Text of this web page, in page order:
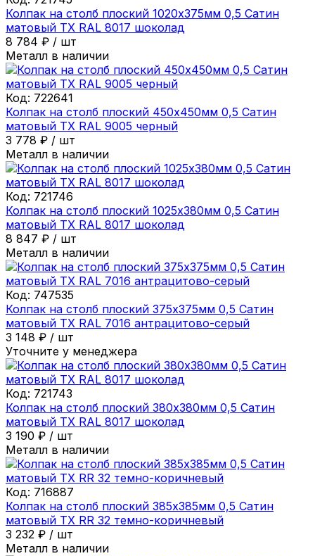
Колпак на столб плоский 1020х375мм 0,5 Сатин
матовый ТХ RAL 8017 шоколад
8 784 ₽ / шт
Металл в наличии
Код: 722641
Колпак на столб плоский 450х450мм 0,5 Сатин
матовый ТХ RAL 9005 черный
3 778 ₽ / шт
Металл в наличии
Код: 721746
Колпак на столб плоский 1025х380мм 0,5 Сатин
матовый ТХ RAL 8017 шоколад
8 847 ₽ / шт
Металл в наличии
Код: 747535
Колпак на столб плоский 375х375мм 0,5 Сатин
матовый ТХ RAL 7016 антрацитово-серый
3 148 ₽ / шт
Уточните у менеджера
Код: 721743
Колпак на столб плоский 380х380мм 0,5 Сатин
матовый ТХ RAL 8017 шоколад
3 190 ₽ / шт
Металл в наличии
Код: 716887
Колпак на столб плоский 385х385мм 0,5 Сатин
матовый ТХ RR 32 темно-коричневый
3 232 ₽ / шт
Металл в наличии